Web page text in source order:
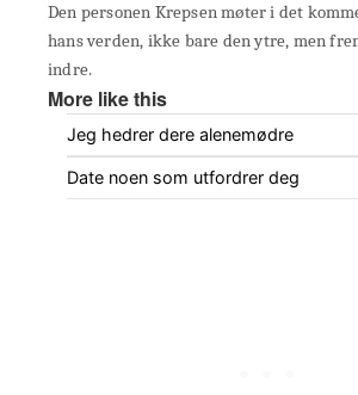
Den personen Krepsen møter i det
hans verden, ikke bare den ytre, men
indre.
More like this
Jeg hedrer dere alenemødre
Date noen som utfordrer deg